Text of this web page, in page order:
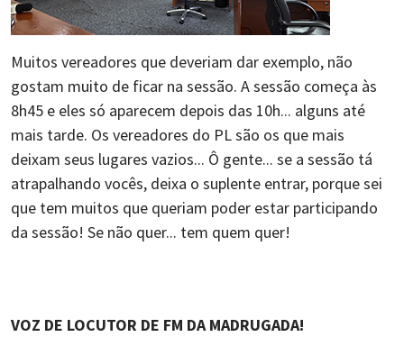
Muitos vereadores que deveriam dar exemplo, não
gostam muito de ficar na sessão. A sessão começa às
8h45 e eles só aparecem depois das 10h... alguns até
mais tarde. Os vereadores do PL são os que mais
deixam seus lugares vazios... Ô gente... se a sessão tá
atrapalhando vocês, deixa o suplente entrar, porque sei
que tem muitos que queriam poder estar participando
da sessão! Se não quer... tem quem quer!
VOZ DE LOCUTOR DE FM DA MADRUGADA!